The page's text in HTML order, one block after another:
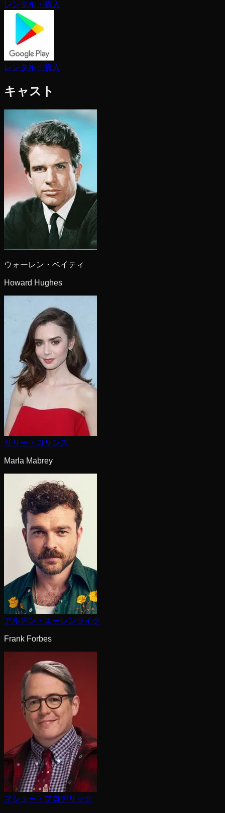
レンタル・購入
レンタル・購入
キャスト
ウォーレン・ベイティ
Howard Hughes
リリー・コリンズ
Marla Mabrey
アルデン・エーレンライク
Frank Forbes
マシュー・ブロデリック